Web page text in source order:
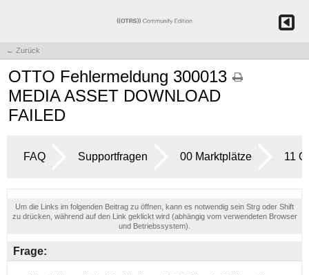
← Zurück
OTTO Fehlermeldung 300013 -
MEDIA ASSET DOWNLOAD
FAILED
FAQ Supportfragen 00 Marktplätze 11
Um die Links im folgenden Beitrag zu öffnen, kann es notwendig sein Strg oder Shift
zu drücken, während auf den Link geklickt wird (abhängig vom verwendeten Browser
und Betriebssystem).
Frage: